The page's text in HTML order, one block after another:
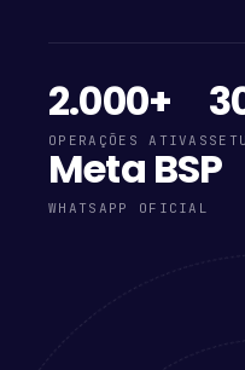
2.000+
OPERAÇÕES ATIVAS
Meta BSP
WHATSAPP OFICIAL